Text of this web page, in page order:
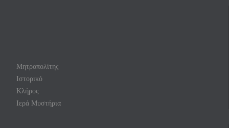
Μητροπολίτης
Ιστορικό
Κλήρος
Ιερά Μυστήρια